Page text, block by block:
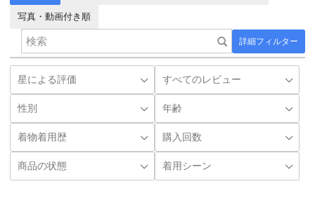
詳細フィルター
写真・動画付き順